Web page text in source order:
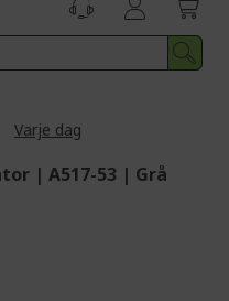
Varje dag
| A517-53 | Grå